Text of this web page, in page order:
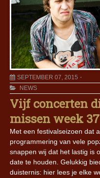
SEPTEMBER 07, 2015
NEWS
Vijf concerten
missen week 37
Met een festivalseizoen dat
programmering van vele
snappen wij dat het lastig is
date te houden. Gelukkig
duisternis: hier lees je elke